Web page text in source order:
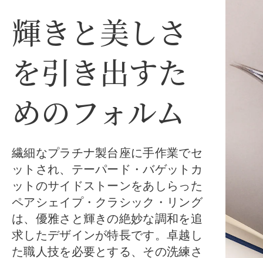
輝きと美しさ
を引き出すた
めのフォルム
繊細なプラチナ製台座に手作業でセ
ットされ、テーパード・バゲットカ
ットのサイドストーンをあしらった
ペアシェイプ・クラシック・リング
は、優雅さと輝きの絶妙な調和を追
求したデザインが特長です。卓越し
た職人技を必要とする、その洗練さ